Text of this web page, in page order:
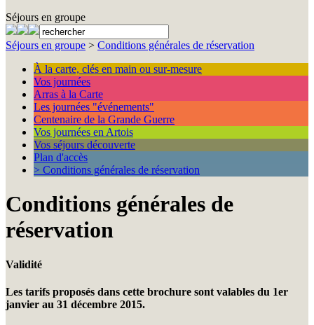
Séjours en groupe
Séjours en groupe > Conditions générales de réservation
À la carte, clés en main ou sur-mesure
Vos journées
Arras à la Carte
Les journées "événements"
Centenaire de la Grande Guerre
Vos journées en Artois
Vos séjours découverte
Plan d'accès
> Conditions générales de réservation
Conditions générales de
réservation
Validité
Les tarifs proposés dans cette brochure sont valables du 1er
janvier au 31 décembre 2015.